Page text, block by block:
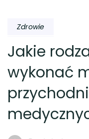
Zdrowie
Jakie
wykonać